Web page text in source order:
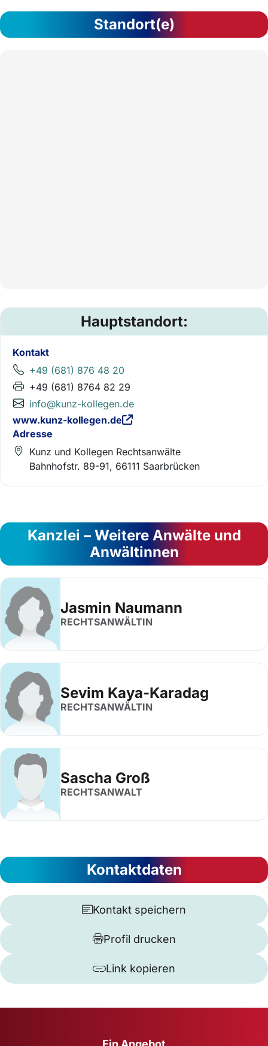
Standort(e)
Hauptstandort:
Kontakt
+49 (681) 876 48 20
+49 (681) 8764 82 29
info@kunz-kollegen.de
www.kunz-kollegen.de
Adresse
Kunz und Kollegen Rechtsanwälte
Bahnhofstr. 89-91, 66111 Saarbrücken
Kanzlei – Weitere Anwälte und
Anwältinnen
Jasmin Naumann
RECHTSANWÄLTIN
Sevim Kaya-Karadag
RECHTSANWÄLTIN
Sascha Groß
RECHTSANWALT
Kontaktdaten
Kontakt speichern
Profil drucken
Link kopieren